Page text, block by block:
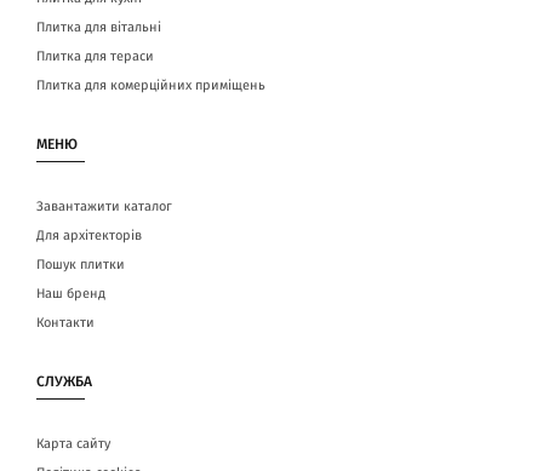
Плитка для вітальні
Плитка для тераси
Плитка для комерційних приміщень
МЕНЮ
Завантажити каталог
Для архітекторів
Пошук плитки
Наш бренд
Контакти
СЛУЖБА
Карта сайту